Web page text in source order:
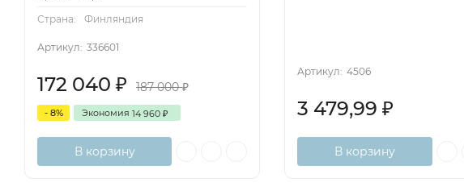
Страна:
Финляндия
Артикул: 336601
172 040 ₽ 187 000₽
- 8% Экономия 14 960 ₽
В корзину
Артикул: 4506
3 479,99₽
В корзину